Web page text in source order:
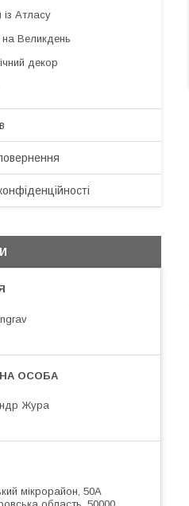
із Атласу
Великдень
декор
Жура
мікрорайон, 50А